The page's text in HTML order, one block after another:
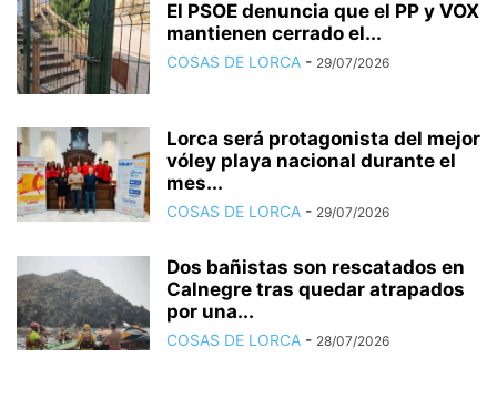
El PSOE denuncia que el PP y VOX
mantienen cerrado el...
COSAS DE LORCA - 29/07/2026
Lorca será protagonista del mejor
vóley playa nacional durante el
mes...
COSAS DE LORCA - 29/07/2026
Dos bañistas son rescatados en
Calnegre tras quedar atrapados
por una...
COSAS DE LORCA - 28/07/2026